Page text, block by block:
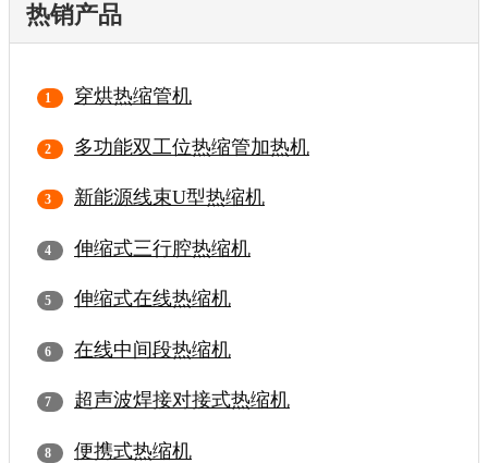
热销产品
穿烘热缩管机
多功能双工位热缩管加热机
新能源线束U型热缩机
伸缩式三行腔热缩机
伸缩式在线热缩机
在线中间段热缩机
超声波焊接对接式热缩机
便携式热缩机